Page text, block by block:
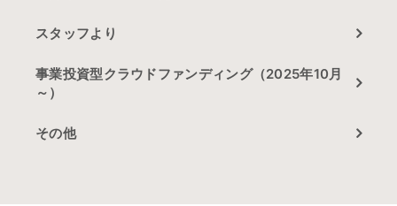
スタッフより
事業投資型クラウドファンディング（2025年10月
～）
その他